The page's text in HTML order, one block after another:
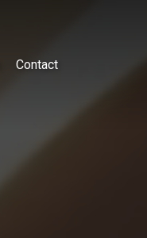
Contact